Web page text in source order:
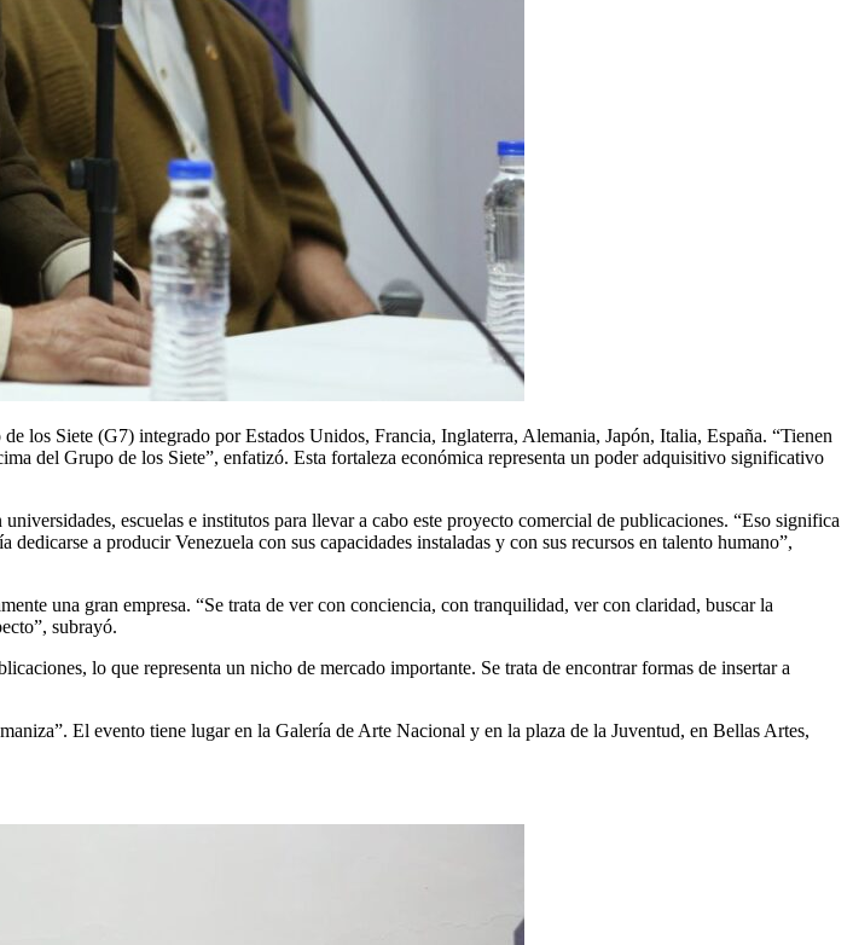
los Siete (G7) integrado por Estados Unidos, Francia, Inglaterra, Alemania, Japón, Italia, España. “Tienen
del Grupo de los Siete”, enfatizó. Esta fortaleza económica representa un poder adquisitivo significativo
escuelas e institutos para llevar a cabo este proyecto comercial de publicaciones. “Eso significa
a producir Venezuela con sus capacidades instaladas y con sus recursos en talento humano”,
una gran empresa. “Se trata de ver con conciencia, con tranquilidad, ver con claridad, buscar la
subrayó.
lo que representa un nicho de mercado importante. Se trata de encontrar formas de insertar a
El evento tiene lugar en la Galería de Arte Nacional y en la plaza de la Juventud, en Bellas Artes,